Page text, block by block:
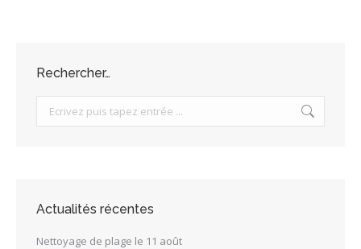
Rechercher…
Search:
Actualités récentes
Nettoyage de plage le 11 août